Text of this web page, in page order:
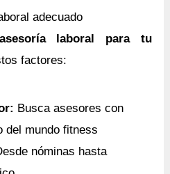
adecuado
asesoría laboral para tu
factores:
Busca asesores con
del mundo fitness
nóminas hasta